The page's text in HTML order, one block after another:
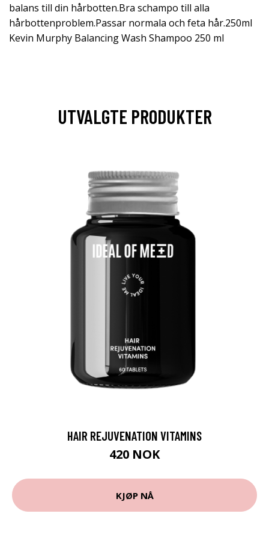
balans till din hårbotten.Bra schampo till alla
hårbottenproblem.Passar normala och feta hår.250ml
Kevin Murphy Balancing Wash Shampoo 250 ml
UTVALGTE PRODUKTER
HAIR REJUVENATION VITAMINS
420 NOK
KJØP NÅ